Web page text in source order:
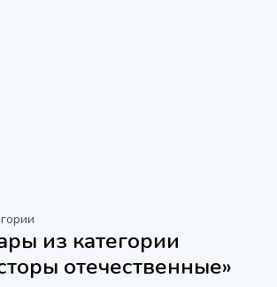
из категории
отечественные»